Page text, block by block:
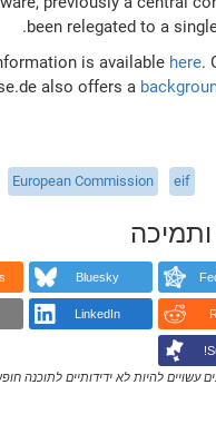
been relegated to a
is available here.
also offers a
eif
European Commission
Bluesky
LinkedIn
עשויים להיות לא ידידותיים לתוכנה